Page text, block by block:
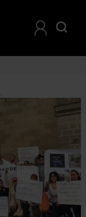
no les quedan, acusan familiares